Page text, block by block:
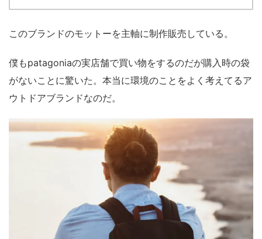
このブランドのモットーを主軸に制作販売している。
僕もpatagoniaの実店舗で買い物をするのだが購入時の袋
がないことに驚いた。本当に環境のことをよく考えてるア
ウトドアブランドなのだ。